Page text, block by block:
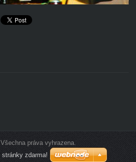
práva vyhrazena.
zdarma!